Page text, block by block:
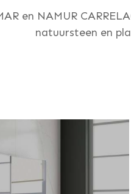
en NAMUR
natuursteen en